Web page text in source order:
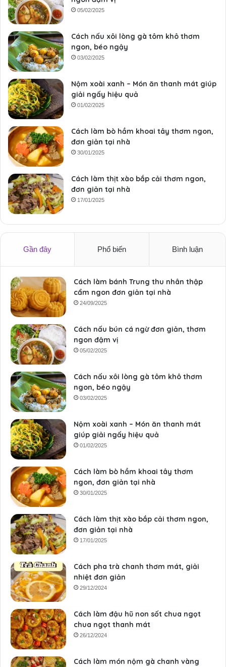
05/02/2025
Cách nấu xôi lòng gà tôm khô thơm
ngon, béo ngậy
03/02/2025
Nộm xoài xanh – Món ăn thanh mát giúp
giải ngấy hiệu quả
01/02/2025
Cách làm bò hầm khoai tây thơm ngon,
đơn giản tại nhà
30/01/2025
Cách làm thịt xào bắp cải thơm ngon,
đơn giản tại nhà
17/01/2025
Gần đây Phổ biến Bình luận
Cách làm bánh Trung thu nhân thập
cẩm ngon đơn giản tại nhà
24/09/2025
Cách nấu bún cá ngừ đơn giản, thơm
ngon đậm vị
05/02/2025
Cách nấu xôi lòng gà tôm khô thơm
ngon, béo ngậy
03/02/2025
Nộm xoài xanh – Món ăn thanh mát
giúp giải ngấy hiệu quả
01/02/2025
Cách làm bò hầm khoai tây thơm
ngon, đơn giản tại nhà
30/01/2025
Cách làm thịt xào bắp cải thơm ngon,
đơn giản tại nhà
17/01/2025
Cách pha trà chanh thơm mát, giải
nhiệt đơn giản
29/12/2024
Cách làm đậu hũ non sốt chua ngọt
chua ngọt thanh mát
26/12/2024
Cách làm món nộm gà chanh vàng